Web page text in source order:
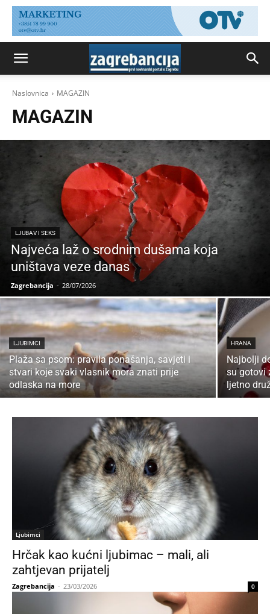
Naslovnica MAGAZIN
MAGAZIN
LJUBAV I SEKS
Najveća laž o srodnim dušama koja
uništava veze danas
Zagrebancija - 28/07/2026
LJUBIMCI
Plaža sa psom: pravila ponašanja, savjeti i
stvari koje svaki vlasnik mora znati prije
odlaska na more
HRANA
Najbolji
su gotovi
ljetno
Ljubimci
Hrčak kao kućni ljubimac – mali, ali
zahtjevan prijatelj
Zagrebancija - 23/03/2026 0